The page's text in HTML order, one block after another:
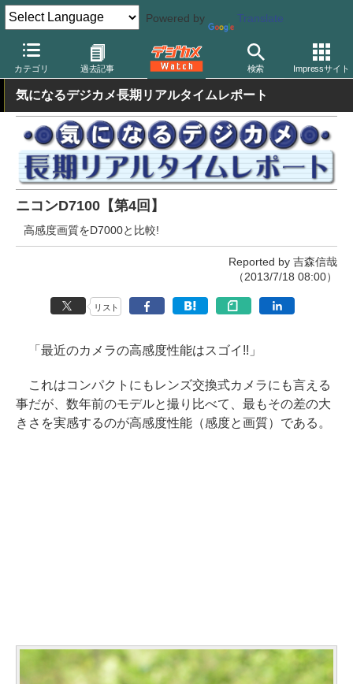
Powered by Translate
カテゴリ 過去記事 検索 Impressサイト
デジカメ Watch カメラ 一眼レフカメラ ニコン
気になるデジカメ長期リアルタイムレポート
ニコンD7100【第4回】
高感度画質をD7000と比較!
Reported by 吉森信哉
（2013/7/18 08:00）
リスト
「最近のカメラの高感度性能はスゴイ!!」
これはコンパクトにもレンズ交換式カメラにも言える
事だが、数年前のモデルと撮り比べて、最もその差の大
きさを実感するのが高感度性能（感度と画質）である。